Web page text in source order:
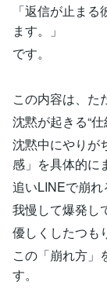
「返信が止ま
ます。」
です。
この内容は、た
沈黙が起きる“仕
沈黙中にやりが
感」を具体的に
追いLINEで崩れ
我慢して爆発し
優しくしたつも
この「崩れ方」
す。